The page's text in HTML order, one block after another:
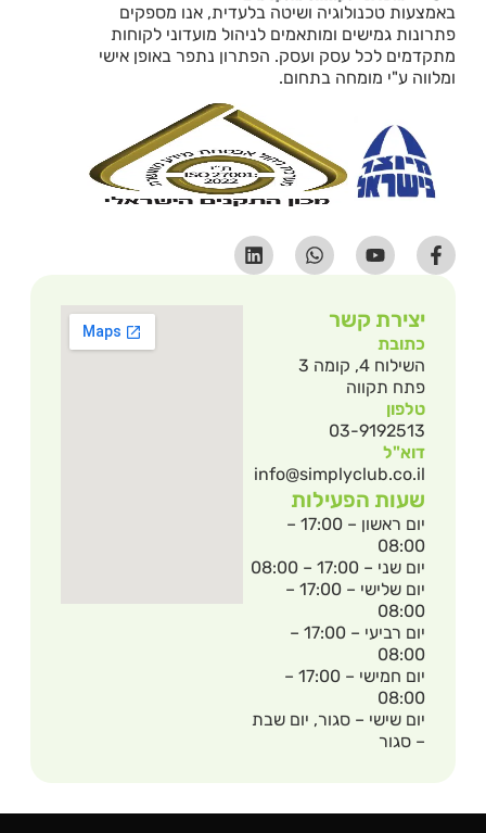
באמצעות טכנולוגיה ושיטה בלעדית, אנו מספקים
פתרונות גמישים ומותאמים לניהול מועדוני לקוחות
מתקדמים לכל עסק ועסק. הפתרון נתפר באופן אישי
ומלווה ע"י מומחה בתחום.
יצירת קשר
כתובת
השילוח 4, קומה 3
פתח תקווה
טלפון
03-9192513
דוא"ל
info@simplyclub.co.il
שעות הפעילות
יום ראשון – 17:00 –
08:00
יום שני – 17:00 – 08:00
יום שלישי – 17:00 –
08:00
יום רביעי – 17:00 –
08:00
יום חמישי – 17:00 –
08:00
יום שישי – סגור, יום שבת
– סגור